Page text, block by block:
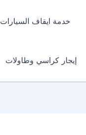
خدمة ايقاف السيارات
إيجار كراسي وطاولات